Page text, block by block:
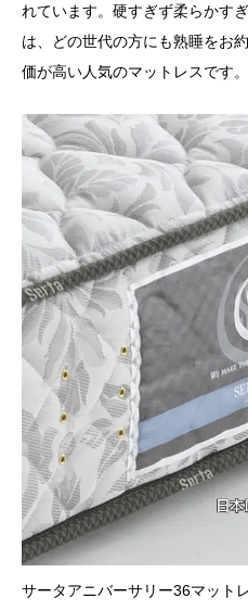
れています。硬すぎず柔らかす
は、どの世代の方にも熟睡をお
価が高い人気のマットレスです。
サータアニバーサリー36マット